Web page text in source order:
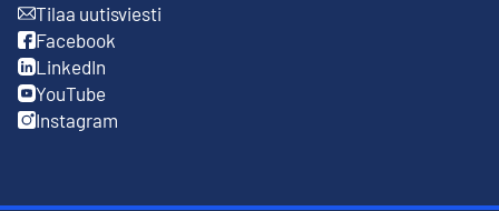
Tilaa uutisviesti
Ulkoinen linkki
Facebook
Ulkoinen linkki
LinkedIn
Ulkoinen linkki
YouTube
Ulkoinen linkki
Instagram
Ulkoinen linkki